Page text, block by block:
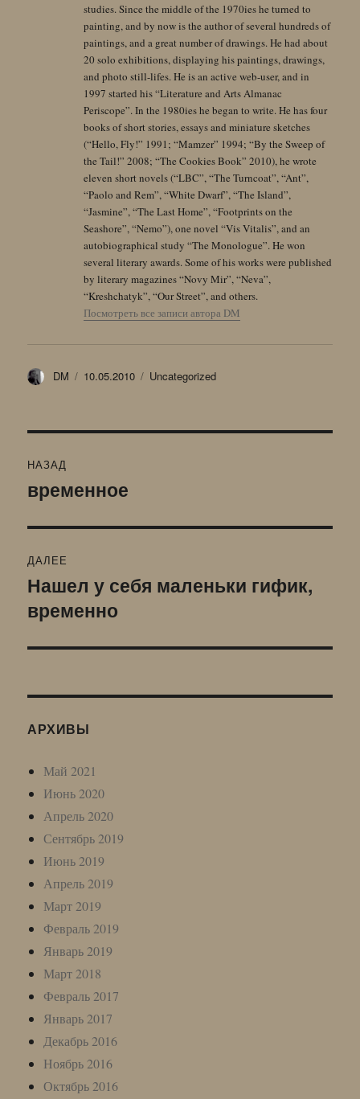
studies. Since the middle of the 1970ies he turned to
painting, and by now is the author of several hundreds of
paintings, and a great number of drawings. He had about
20 solo exhibitions, displaying his paintings, drawings,
and photo still-lifes. He is an active web-user, and in
1997 started his “Literature and Arts Almanac
Periscope”. In the 1980ies he began to write. He has four
books of short stories, essays and miniature sketches
(“Hello, Fly!” 1991; “Mamzer” 1994; “By the Sweep of
the Tail!” 2008; “The Cookies Book” 2010), he wrote
eleven short novels (“LBC”, “The Turncoat”, “Ant”,
“Paolo and Rem”, “White Dwarf”, “The Island”,
“Jasmine”, “The Last Home”, “Footprints on the
Seashore”, “Nemo”), one novel “Vis Vitalis”, and an
autobiographical study “The Monologue”. He won
several literary awards. Some of his works were published
by literary magazines “Novy Mir”, “Neva”,
“Kreshchatyk”, “Our Street”, and others.
Посмотреть все записи автора DM
Автор
DM Опубликовано
10.05.2010 Рубрики
Uncategorized
по
НАЗАД
Предыдущая
временное
ДАЛЕЕ
Следующая
запись:
Нашел у себя маленьки гифик,
временно
АРХИВЫ
Май 2021
Июнь 2020
Апрель 2020
Сентябрь 2019
Июнь 2019
Апрель 2019
Март 2019
Февраль 2019
Январь 2019
Март 2018
Февраль 2017
Январь 2017
Декабрь 2016
Ноябрь 2016
Октябрь 2016